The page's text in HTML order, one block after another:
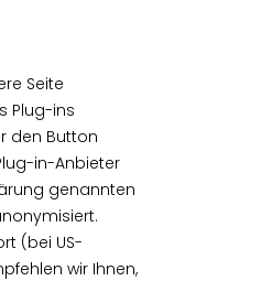
Seite
Plug-ins
den Button
in-Anbieter
genannten
(bei US-
wir Ihnen,